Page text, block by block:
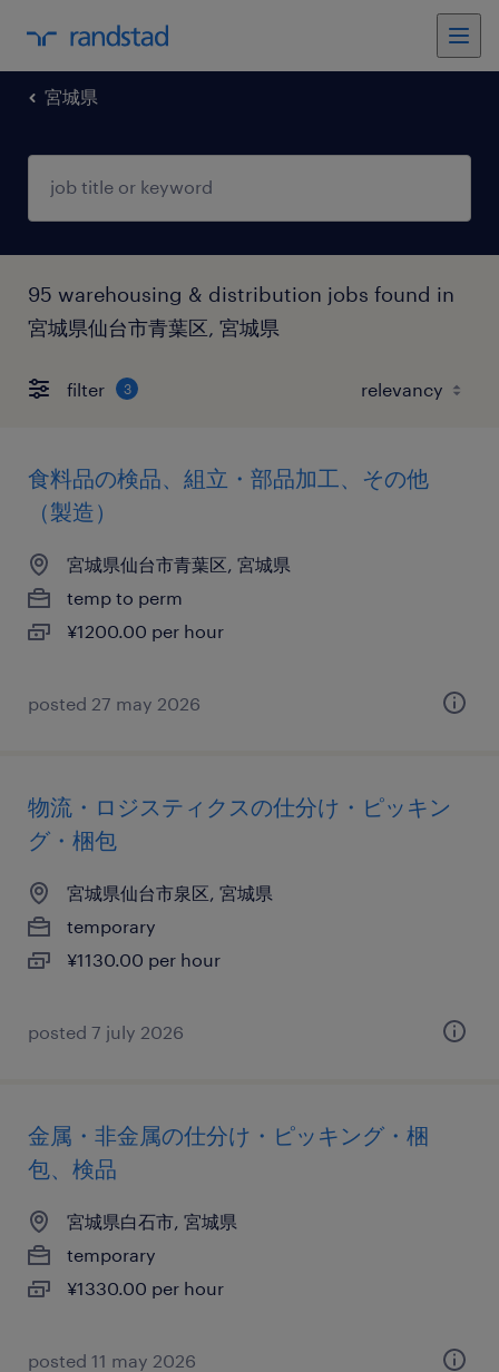
宮城県
95 warehousing & distribution jobs found in
宮城県仙台市青葉区, 宮城県
filter 3
食料品の検品、組立・部品加工、その他
（製造）
宮城県仙台市青葉区, 宮城県
temp to perm
¥1200.00 per hour
posted 27 may 2026
物流・ロジスティクスの仕分け・ピッキン
グ・梱包
宮城県仙台市泉区, 宮城県
temporary
¥1130.00 per hour
posted 7 july 2026
金属・非金属の仕分け・ピッキング・梱
包、検品
宮城県白石市, 宮城県
temporary
¥1330.00 per hour
posted 11 may 2026